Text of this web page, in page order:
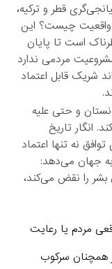
قطر و ترکیه،
چیست؟ این
است تا پایان
مردمی ندارد
شریک قابل اعتماد
و حتی علیه
انگار تاریخ
نه تنها اعتماد
به جهان می‌دهد:
را نقض می‌کند،
مردم یا رعایت
همچنان سرکوب